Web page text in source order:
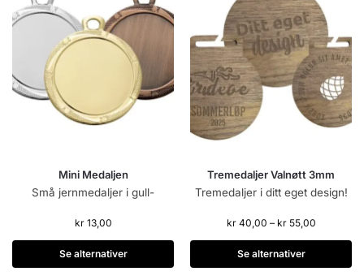
Mini Medaljen
Små jernmedaljer i gull-
kr13,00
Se alternativer
Tremedaljer Valnøtt 3mm
Tremedaljer i ditt eget design!
kr40,00 – kr55,00
Se alternativer